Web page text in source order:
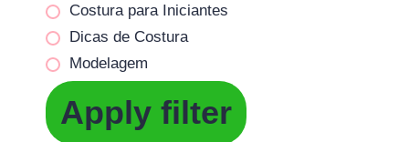
Costura para Iniciantes
Dicas de Costura
Modelagem
Apply filter